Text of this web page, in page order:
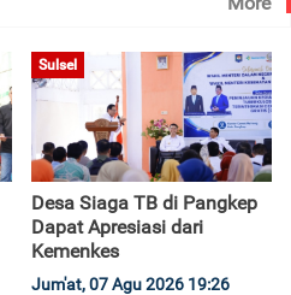
Sulsel
Desa Siaga TB di Pangkep
Dapat Apresiasi dari
Kemenkes
Jum'at, 07 Agu 2026 19:26